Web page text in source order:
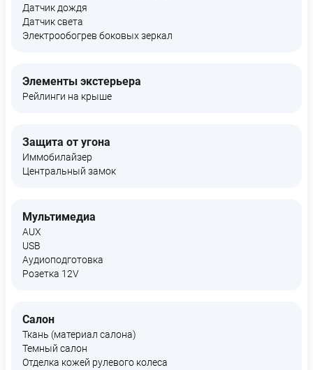
Датчик дождя
Датчик света
Электрообогрев боковых зеркал
Элементы экстерьера
Рейлинги на крыше
Защита от угона
Иммобилайзер
Центральный замок
Мультимедиа
AUX
USB
Аудиоподготовка
Розетка 12V
Салон
Ткань (материал салона)
Темный салон
Отделка кожей рулевого колеса